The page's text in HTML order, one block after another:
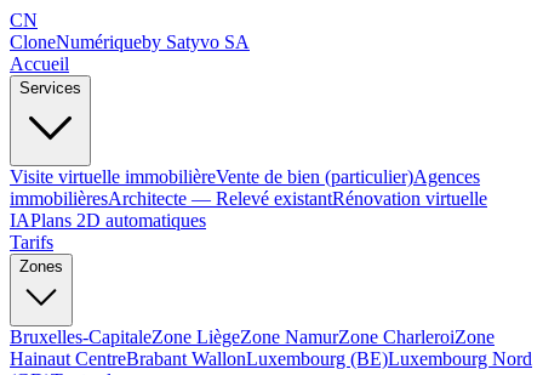
CN
CloneNumériqueby Satyvo SA
Accueil
Services
Visite virtuelle immobilièreVente de bien (particulier)Agences
immobilièresArchitecte — Relevé existantRénovation virtuelle
IAPlans 2D automatiques
Tarifs
Zones
Bruxelles-CapitaleZone LiègeZone NamurZone CharleroiZone
Hainaut CentreBrabant WallonLuxembourg (BE)Luxembourg Nord